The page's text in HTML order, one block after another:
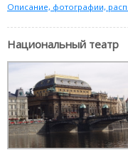
Описание, фотографии,
Национальный театр